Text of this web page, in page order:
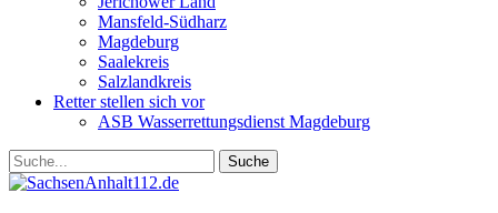
Mansfeld-Südharz
Magdeburg
Saalekreis
Salzlandkreis
Retter stellen sich vor
ASB Wasserrettungsdienst Magdeburg